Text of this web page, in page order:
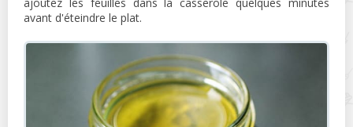
avant d'éteindre le plat.